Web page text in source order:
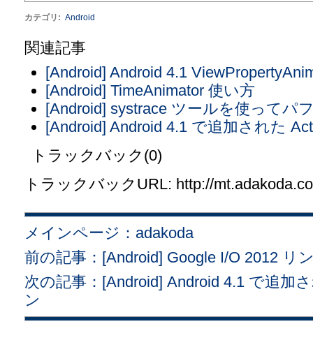
カテゴリ : Android
関連記事
[Android] Android 4.1
[Android] TimeAnimator 使い方
[Android] systrace ツールを使ってパ
[Android] Android 4.1 で追加された
トラックバック(0)
トラックバックURL: http://
メインページ：adakoda
前の記事：[Android] Google I/O 2012 リ
次の記事：[Android] Android 4.1 で追加
ン